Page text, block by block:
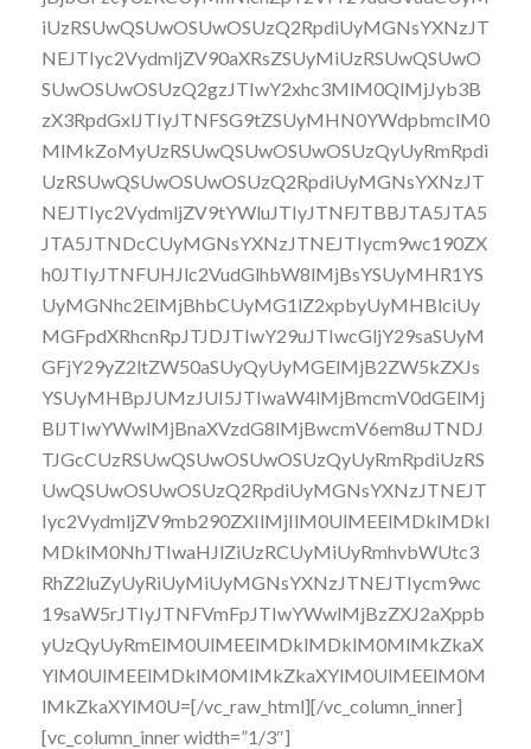
iUzRSUwQSUwOSUwOSUzQ2RpdiUyMGNsYXNzJT
NEJTIyc2VydmljZV90aXRsZSUyMiUzRSUwQSUwO
SUwOSUwOSUzQ2gzJTIwY2xhc3MlM0QlMjJyb3B
zX3RpdGxlJTIyJTNFSG9tZSUyMHN0YWdpbmclM0
MlMkZoMyUzRSUwQSUwOSUwOSUzQyUyRmRpdi
UzRSUwQSUwOSUwOSUzQ2RpdiUyMGNsYXNzJT
NEJTIyc2VydmljZV9tYWluJTIyJTNFJTBBJTA5JTA5
JTA5JTNDcCUyMGNsYXNzJTNEJTIycm9wc190ZX
h0JTIyJTNFUHJlc2VudGlhbW8lMjBsYSUyMHR1YS
UyMGNhc2ElMjBhbCUyMG1lZ2xpbyUyMHBlciUy
MGFpdXRhcnRpJTJDJTIwY29uJTIwcGljY29saSUyM
GFjY29yZ2ltZW50aSUyQyUyMGElMjB2ZW5kZXJs
YSUyMHBpJUMzJUI5JTIwaW4lMjBmcmV0dGElMj
BlJTIwYWwlMjBnaXVzdG8lMjBwcmV6em8uJTNDJ
TJGcCUzRSUwQSUwOSUwOSUzQyUyRmRpdiUzRS
UwQSUwOSUwOSUzQ2RpdiUyMGNsYXNzJTNEJT
Iyc2VydmljZV9mb290ZXIlMjIlM0UlMEElMDklMDkl
MDklM0NhJTIwaHJlZiUzRCUyMiUyRmhvbWUtc3
RhZ2luZyUyRiUyMiUyMGNsYXNzJTNEJTIycm9wc
19saW5rJTIyJTNFVmFpJTIwYWwlMjBzZXJ2aXppb
yUzQyUyRmElM0UlMEElMDklMDklM0MlMkZkaX
YlM0UlMEElMDklM0MlMkZkaXYlM0UlMEElM0M
lMkZkaXYlM0U=[/vc_raw_html][/vc_column_inner]
[vc_column_inner width=”1/3″]